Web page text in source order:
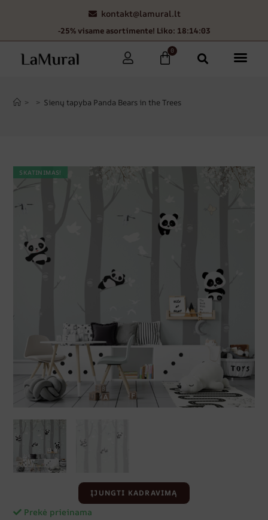
kontakt@lamural.lt
-25% visame asortimente! Liko: 18:14:02
0
> > Sienų tapyba Panda Bears in the Trees
SKATINIMAS!
ĮJUNGTI KADRAVIMĄ
Prekė prieinama